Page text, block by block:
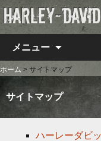
メニュー
ホーム > サイトマップ
サイトマップ
ハーレーダビ